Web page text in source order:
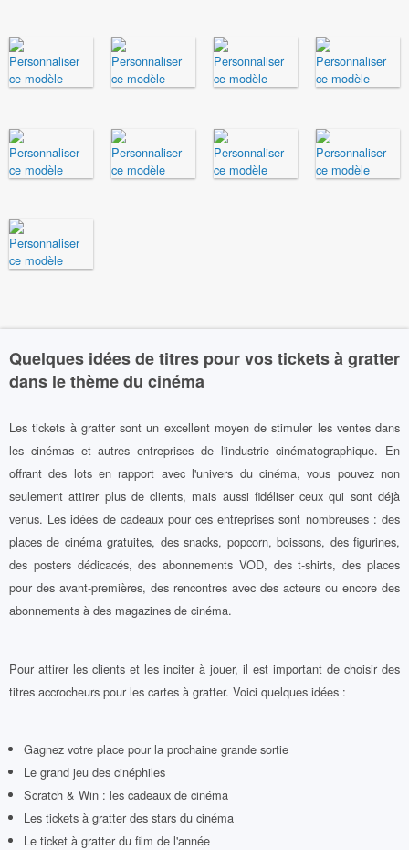
Quelques idées de titres pour vos tickets à gratter
dans le thème du cinéma
Les tickets à gratter sont un excellent moyen de stimuler les ventes dans
les cinémas et autres entreprises de l'industrie cinématographique. En
offrant des lots en rapport avec l'univers du cinéma, vous pouvez non
seulement attirer plus de clients, mais aussi fidéliser ceux qui sont déjà
venus. Les idées de cadeaux pour ces entreprises sont nombreuses : des
places de cinéma gratuites, des snacks, popcorn, boissons, des figurines,
des posters dédicacés, des abonnements VOD, des t-shirts, des places
pour des avant-premières, des rencontres avec des acteurs ou encore des
abonnements à des magazines de cinéma.
Pour attirer les clients et les inciter à jouer, il est important de choisir des
titres accrocheurs pour les cartes à gratter. Voici quelques idées :
Gagnez votre place pour la prochaine grande sortie
Le grand jeu des cinéphiles
Scratch & Win : les cadeaux de cinéma
Les tickets à gratter des stars du cinéma
Le ticket à gratter du film de l'année